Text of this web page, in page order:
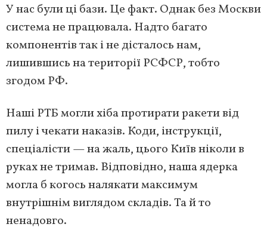
У нас були ці бази. Це факт. Однак без Москви
система не працювала. Надто багато
компонентів так і не дісталось нам,
лишившись на території РСФСР, тобто
згодом РФ.
Наші РТБ могли хіба протирати ракети від
пилу і чекати наказів. Коди, інструкції,
спеціалісти — на жаль, цього Київ ніколи в
руках не тримав. Відповідно, наша ядерка
могла б когось налякати максимум
внутрішнім виглядом складів. Та й то
ненадовго.